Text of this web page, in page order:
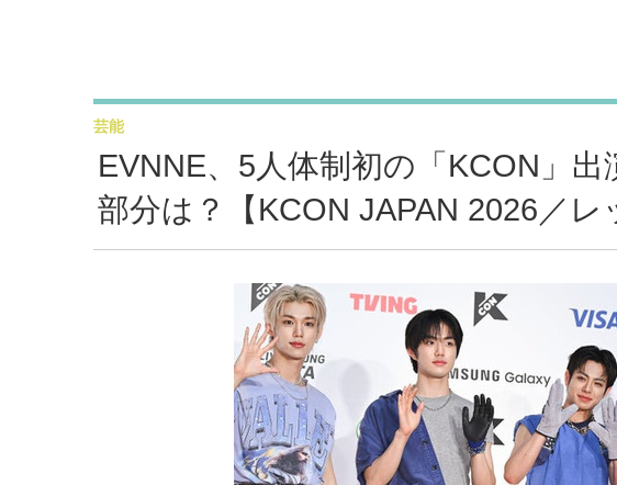
EVNNE、5人体制初の「KCON」
部分は？【KCON JAPAN 2026／レ
芸能